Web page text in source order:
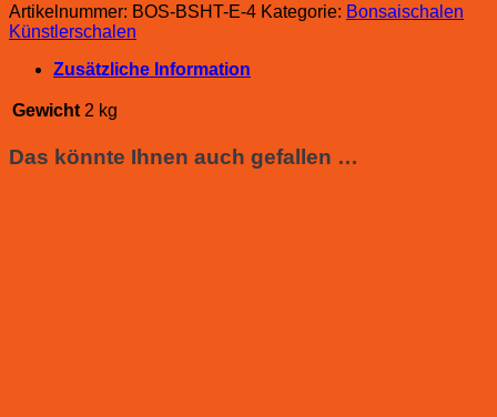
Artikelnummer: BOS-BSHT-E-4 Kategorie: Bonsaischalen
Künstlerschalen
Zusätzliche Information
Gewicht 2 kg
Das könnte Ihnen auch gefallen …